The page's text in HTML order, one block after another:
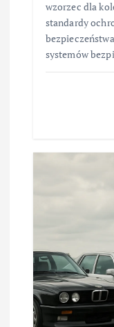
wzorzec dla
standardy
systemów